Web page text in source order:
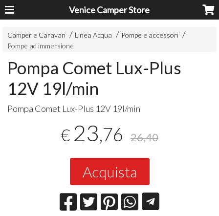
Venice Camper Store
Camper e Caravan Linea Acqua
Pompe e accessori
Pompe ad immersione
Pompa Comet Lux-Plus
12V 19l/min
Pompa Comet Lux-Plus 12V 19l/min
€ 23,76 26,40
Acquista